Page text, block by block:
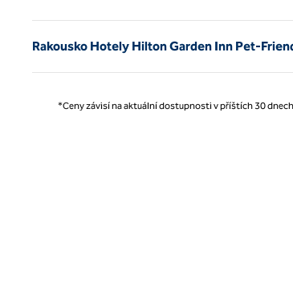
Rakousko Hotely Hilton Garden Inn Pet-
*Ceny závisí na aktuální dostupnosti v příštích 30